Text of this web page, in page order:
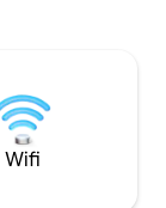
dakterras met
oceaan, de stad
heuvels. Met
alleen te
Wifi